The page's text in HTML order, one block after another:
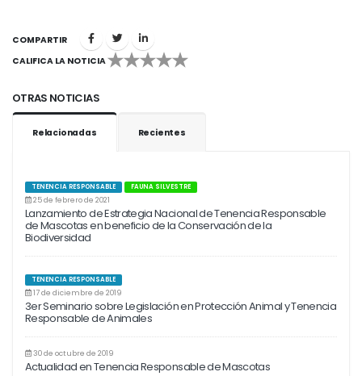
COMPARTIR
CALIFICA LA NOTICIA
1 2 3 4 5
OTRAS NOTICIAS
Relacionadas Recientes
TENENCIA RESPONSABLE FAUNA SILVESTRE
25 de febrero de 2021
Lanzamiento de Estrategia Nacional de Tenencia Responsable
de Mascotas en beneficio de la Conservación de la
Biodiversidad
TENENCIA RESPONSABLE
17 de diciembre de 2019
3er Seminario sobre Legislación en Protección Animal y Tenencia
Responsable de Animales
30 de octubre de 2019
Actualidad en Tenencia Responsable de Mascotas